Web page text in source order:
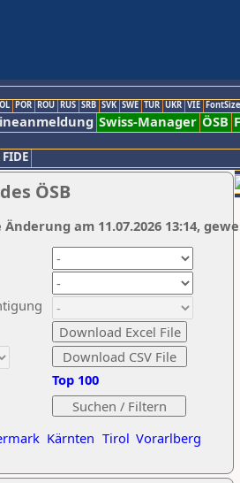
POR ROU RUS SRB SVK SWE TUR UKR VIE
Swiss-Manager ÖSB
FIDE
ÖSB
Kärnten Tirol Vorarlberg
Top 100
Änderung am 11.07.2026 13:14,